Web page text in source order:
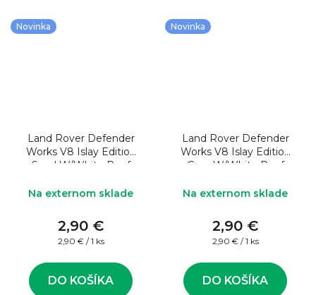
Novinka
Land Rover Defender
Works V8 Islay Edition
Sand W/White Roof
Na externom sklade
2,90 €
Jednotková
2,90 € / 1 ks
DO KOŠÍKA
Novinka
Land Rover Defender
Works V8 Islay Edition
Grey W/White Roof
Na externom sklade
2,90 €
Jednotková
2,90 € / 1 ks
DO KOŠÍKA